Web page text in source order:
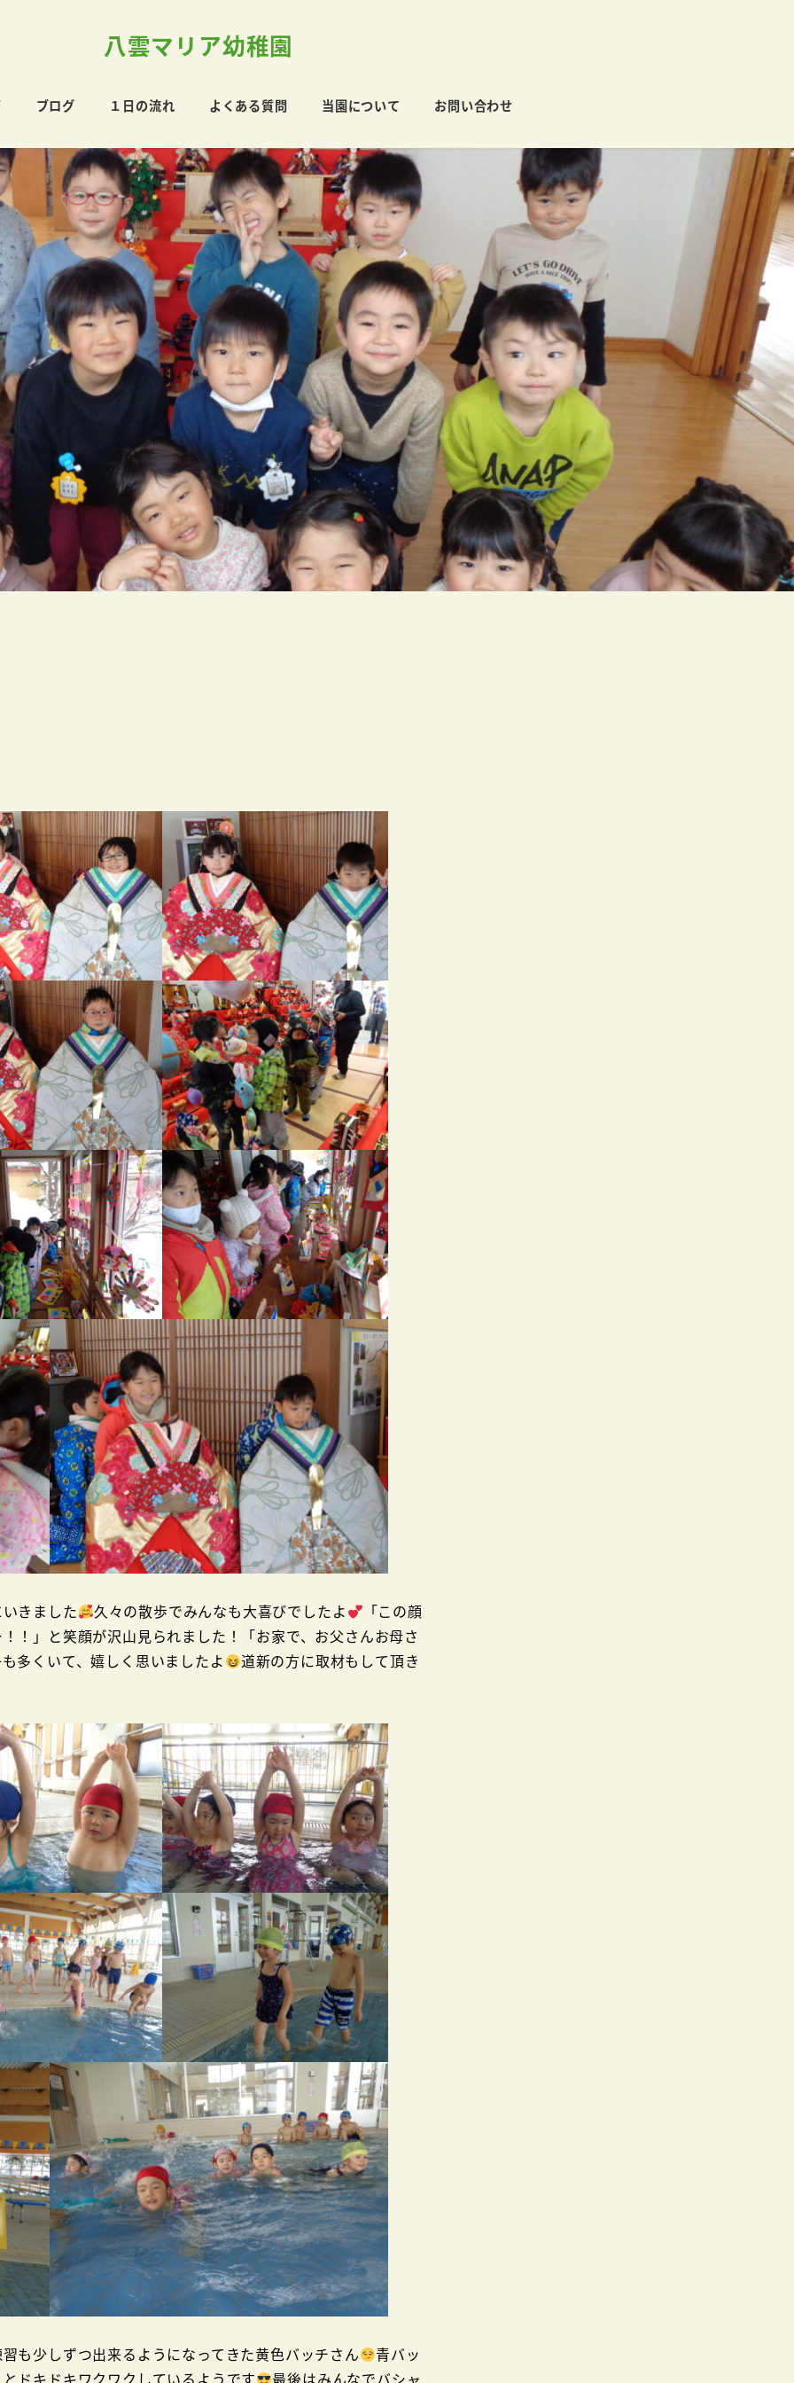
八雲マリア幼稚園
ブログ １日の流れ よくある質問 当園について お問い合わせ
きました 久々の散歩でみんなも大喜びでしたよ
「この顔
！」と笑顔が沢山見られました！「お家で、お父さんお母さ
多くいて、嬉しく思いましたよ
道新の方に取材もして頂き
も少しずつ出来るようになってきた黄色バッチさん
青バッ